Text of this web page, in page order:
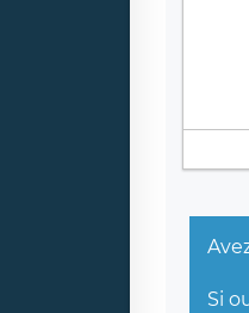
Si